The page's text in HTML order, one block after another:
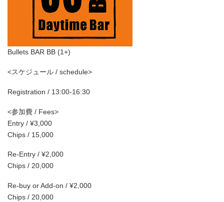
Bullets BAR BB (1+)
<スケジュール / schedule>
Registration / 13:00-16:30
<参加費 / Fees>
Entry / ¥3,000
Chips / 15,000
Re-Entry / ¥2,000
Chips / 20,000
Re-buy or Add-on / ¥2,000
Chips / 20,000